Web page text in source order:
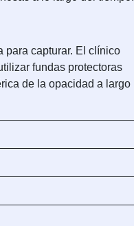
para capturar. El clínico
fundas protectoras
de la opacidad a largo